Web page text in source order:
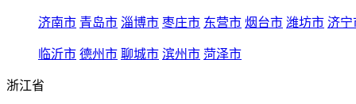
济南市 青岛市 淄博市 枣庄市 东营市 烟台市 潍坊市 济宁
临沂市 德州市 聊城市 滨州市 菏泽市
浙江省